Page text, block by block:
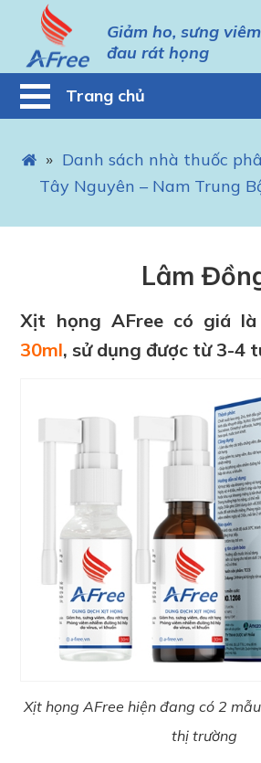
Giảm ho, sưng
đau rát họng
Trang chủ
» Danh sách nhà thuốc
Tây Nguyên – Nam Trung
Lâm
Xịt họng AFree có giá là
30ml, sử dụng được từ 3-4
Xịt họng AFree hiện đang có 2
thị trường